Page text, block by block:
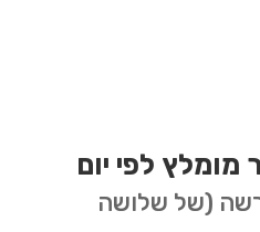
מומלץ לפי יום
(של שלושה